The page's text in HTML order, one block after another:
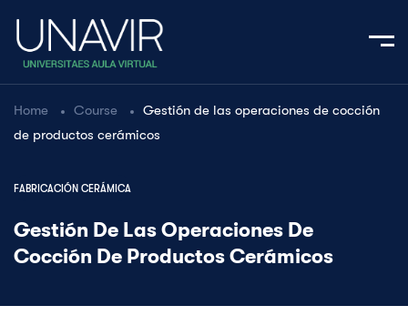
Home Course
Gestión de las operaciones de cocción
de productos cerámicos
FABRICACIÓN CERÁMICA
Gestión De Las Operaciones De
Cocción De Productos Cerámicos